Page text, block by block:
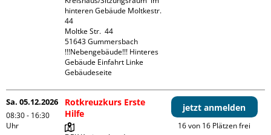
hinteren Gebäude Moltkestr.
44
Moltke Str.  44
51643 Gummersbach
!!!Nebengebäude!!! Hinteres
Gebäude Einfahrt Linke
Gebäudeseite
Sa. 05.12.2026
08:30 - 16:30
Uhr
Rotkreuzkurs Erste
Hilfe
jetzt anmelden
16 von 16 Plätzen frei